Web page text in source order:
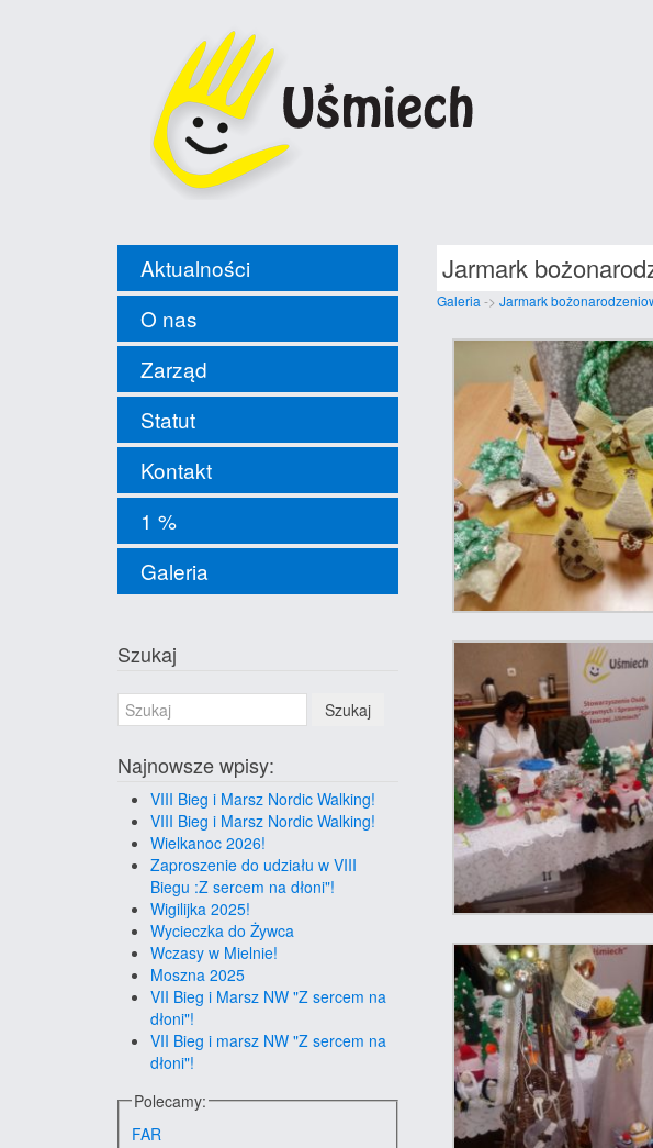
Aktualności
O nas
Zarząd
Statut
Kontakt
1 %
Galeria
Szukaj
Szukaj
Najnowsze wpisy:
VIII Bieg i Marsz Nordic Walking!
VIII Bieg i Marsz Nordic Walking!
Wielkanoc 2026!
Zaproszenie do udziału w VIII
Biegu :Z sercem na dłoni"!
Wigilijka 2025!
Wycieczka do Żywca
Wczasy w Mielnie!
Moszna 2025
VII Bieg i Marsz NW "Z sercem na
dłoni"!
VII Bieg i marsz NW "Z sercem na
dłoni"!
Polecamy:
FAR
Jarmark
Galeria ->Jarmark